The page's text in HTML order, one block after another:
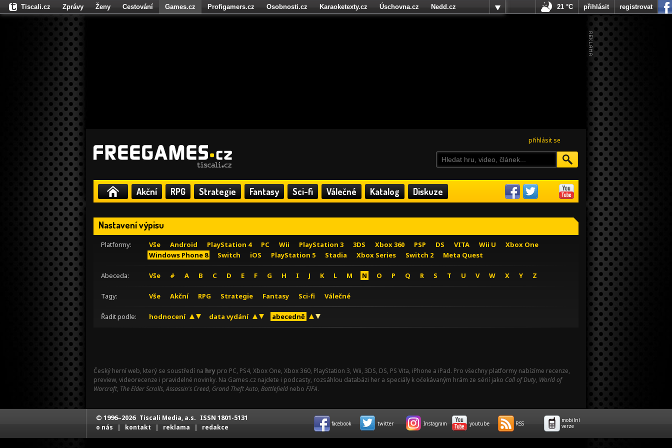
přihlásit se
Akční RPG Strategie Fantasy Sci-fi Válečné Katalog Diskuze
Nastavení výpisu
Platformy: Vše Android PlayStation 4 PC Wii PlayStation 3 3DS Xbox 360 PSP DS VITA Wii U
Xbox One
Windows Phone 8
Switch iOS PlayStation 5 Stadia Xbox Series Switch 2 Meta Quest
Abeceda: Vše # A B C D E F G H I J K L M N O P Q R S T U V W X Y Z
Tagy: Vše Akční RPG Strategie Fantasy Sci-fi Válečné
Řadit podle: hodnocení data vydání abecedně
Český herní web, který se soustředí na hry pro PC, PS4, Xbox One, Xbox 360, PlayStation 3, Wii, 3DS, DS, PS Vita, iPhone a iPad. Pro všechny platformy nabízíme recenze,
preview, videorecenze i pravidelné novinky. Na Games.cz najdete i podcasty, rozsáhlou databázi her a speciály k očekávaným hrám ze sérií jako Call of Duty, World of
Warcraft, The Elder Scrolls,Assassin's Creed, Grand Theft Auto, Battlefield nebo FIFA.
Tiscali.cz Zprávy Ženy Cestování Games.cz Profigamers.cz Osobnosti.cz Karaoketexty.cz Úschovna.cz
Nedd.cz
Fights.cz
21 °C přihlásit registrovat
© 1996–2026 Tiscali Media, a.s. ISSN 1801-5131
o nás | kontakt | reklama | redakce facebook twitter Instagram youtube RSS
mobilní
verze